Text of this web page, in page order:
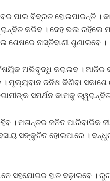
ପାଇ ବିବ୍ରତ ହୋଇପାରନ୍ତି ।
କରିବ । ଦେହ ଭଲ
ଶେଷରେ ନାସ୍ତିବାଣୀ ଶୁଣାଇବେ ।
ଅଭିବୃଦ୍ଧି କରାଇବ । ଆଜିର
ମୂଲ୍ୟବାନ ଜନିଷ କିଣିବା
ସମର୍ଥନ କାମକୁ
ମତାନ୍ତର ଜନିତ ପାରିବାରିକ
ସଙ୍କୁଚିତ ହୋଇପାରେ ।
ସହଯୋଗର ହାତ ବଢ଼ାଇବେ ।